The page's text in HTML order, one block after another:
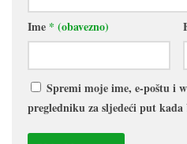
Ime * (obavezno)
Spremi moje ime, e-poštu i
pregledniku za sljedeći put